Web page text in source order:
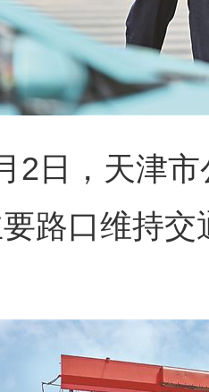
，天津市
路口维持